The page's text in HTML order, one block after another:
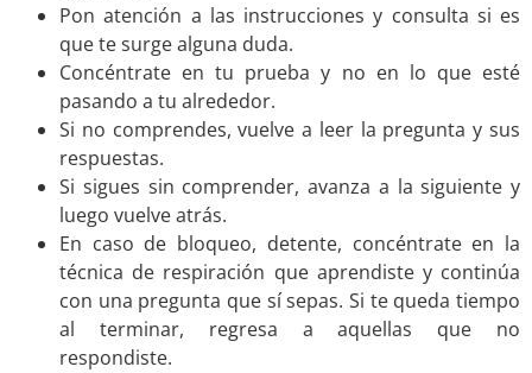
Pon atención a las instrucciones y consulta si es
que te surge alguna duda.
Concéntrate en tu prueba y no en lo que esté
pasando a tu alrededor.
Si no comprendes, vuelve a leer la pregunta y sus
respuestas.
Si sigues sin comprender, avanza a la siguiente y
luego vuelve atrás.
En caso de bloqueo, detente, concéntrate en la
técnica de respiración que aprendiste y continúa
con una pregunta que sí sepas. Si te queda tiempo
al terminar, regresa a aquellas que no
respondiste.